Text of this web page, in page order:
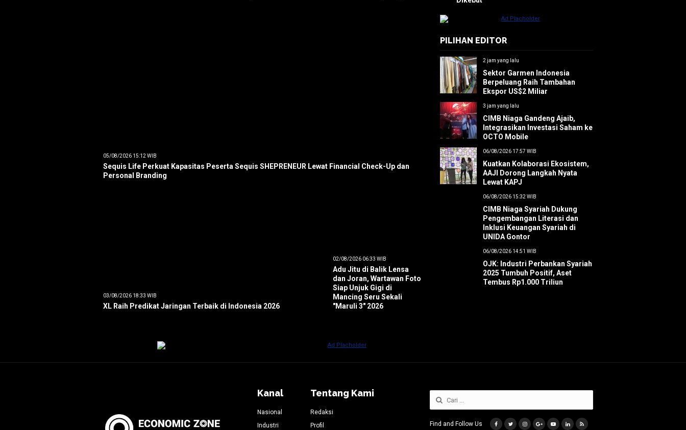
05/08/2026 15:12 WIB
Sequis Life Perkuat Kapasitas Peserta Sequis SHEPRENEUR Lewat Financial Check-Up dan
Personal Branding
03/08/2026 18:33 WIB
XL Raih Predikat Jaringan Terbaik di Indonesia 2026
02/08/2026 06:33 WIB
Adu Jitu di Balik Lensa
dan Joran, Wartawan Foto
Siap Unjuk Gigi di
Mancing Seru Sekali
"Maruli 3" 2026
PILIHAN EDITOR
2 jam yang lalu
Sektor Garmen Indonesia
Berpeluang Raih Tambahan
Ekspor US$2 Miliar
3 jam yang lalu
CIMB Niaga Gandeng Ajaib,
Integrasikan Investasi Saham ke
OCTO Mobile
06/08/2026 17:57 WIB
Kuatkan Kolaborasi Ekosistem,
AAJI Dorong Langkah Nyata
Lewat KAPJ
06/08/2026 15:32 WIB
CIMB Niaga Syariah Dukung
Pengembangan Literasi dan
Inklusi Keuangan Syariah di
UNIDA Gontor
06/08/2026 14:51 WIB
OJK: Industri Perbankan Syariah
2025 Tumbuh Positif, Aset
Tembus Rp1.000 Triliun
Kanal
Nasional
Industri
Tentang Kami
Redaksi
Profil
Find and Follow Us